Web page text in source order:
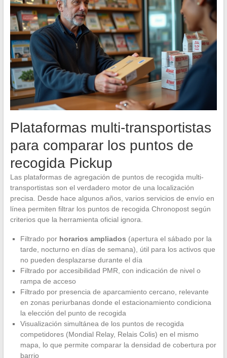
Plataformas multi-transportistas
para comparar los puntos de
recogida Pickup
Las plataformas de agregación de puntos de recogida multi-
transportistas son el verdadero motor de una localización
precisa. Desde hace algunos años, varios servicios de envío en
línea permiten filtrar los puntos de recogida Chronopost según
criterios que la herramienta oficial ignora.
Filtrado por horarios ampliados (apertura el sábado por la
tarde, nocturno en días de semana), útil para los activos que
no pueden desplazarse durante el día
Filtrado por accesibilidad PMR, con indicación de nivel o
rampa de acceso
Filtrado por presencia de aparcamiento cercano, relevante
en zonas periurbanas donde el estacionamiento condiciona
la elección del punto de recogida
Visualización simultánea de los puntos de recogida
competidores (Mondial Relay, Relais Colis) en el mismo
mapa, lo que permite comparar la densidad de cobertura por
barrio